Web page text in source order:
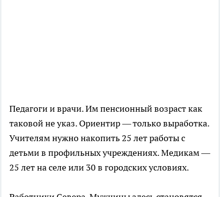
Педагоги и врачи. Им пенсионный возраст как
таковой не указ. Ориентир — только выработка.
Учителям нужно накопить 25 лет работы с
детьми в профильных учреждениях. Медикам —
25 лет на селе или 30 в городских условиях.